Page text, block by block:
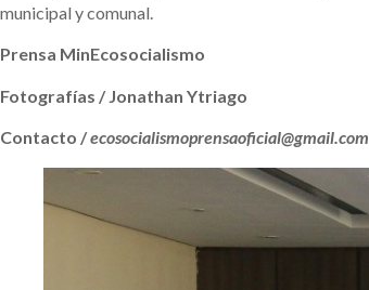
municipal y comunal.
Prensa MinEcosocialismo
Fotografías / Jonathan Ytriago
Contacto /ecosocialismoprensaoficial@gmail.com